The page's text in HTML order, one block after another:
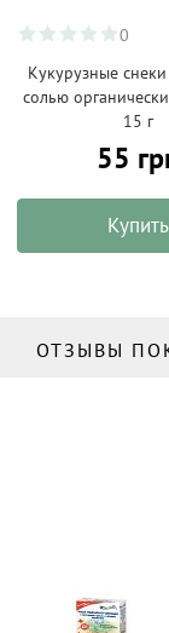
0
Кукурузные
солью
15 г
55
Купить
ОТЗЫВЫ